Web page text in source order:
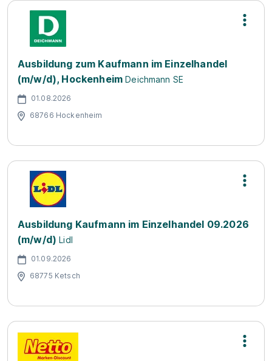
Ausbildung zum Kaufmann im Einzelhandel
(m/w/d), Hockenheim Deichmann SE
01.08.2026
68766 Hockenheim
Ausbildung Kaufmann im Einzelhandel 09.2026
(m/w/d) Lidl
01.09.2026
68775 Ketsch